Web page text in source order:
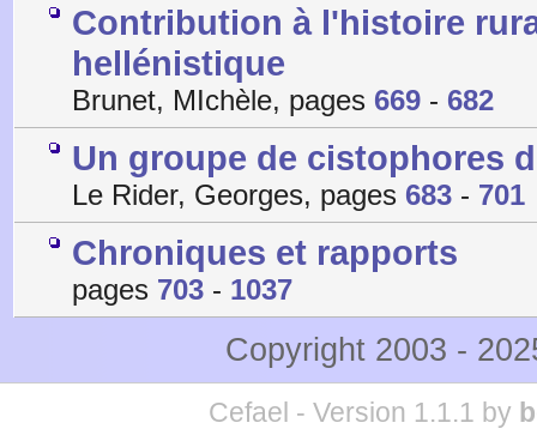
Contribution à l'histoire
hellénistique
Brunet, MIchèle, pages 669 - 682
Un groupe de cistophores
Le Rider, Georges, pages 683 - 701
Chroniques et rapports
pages 703 - 1037
Copyright 2003 -
Cefael - Version 1.1.1 by